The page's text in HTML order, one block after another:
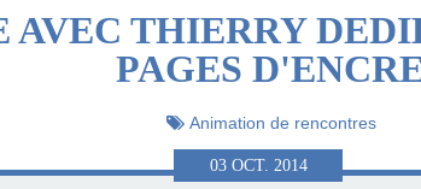
AVEC THIERRY
PAGES
Animation de rencontres
03 OCT. 2014